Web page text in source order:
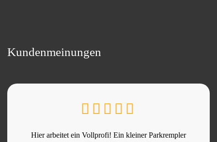
Kundenmeinungen
Hier arbeitet ein Vollprofi! Ein kleiner Parkrempler